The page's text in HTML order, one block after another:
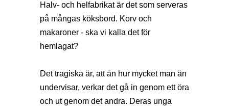
Halv- och helfabrikat är det som serveras
på mångas köksbord. Korv och
makaroner - ska vi kalla det för
hemlagat?
Det tragiska är, att än hur mycket man än
undervisar, verkar det gå in genom ett öra
och ut genom det andra. Deras unga